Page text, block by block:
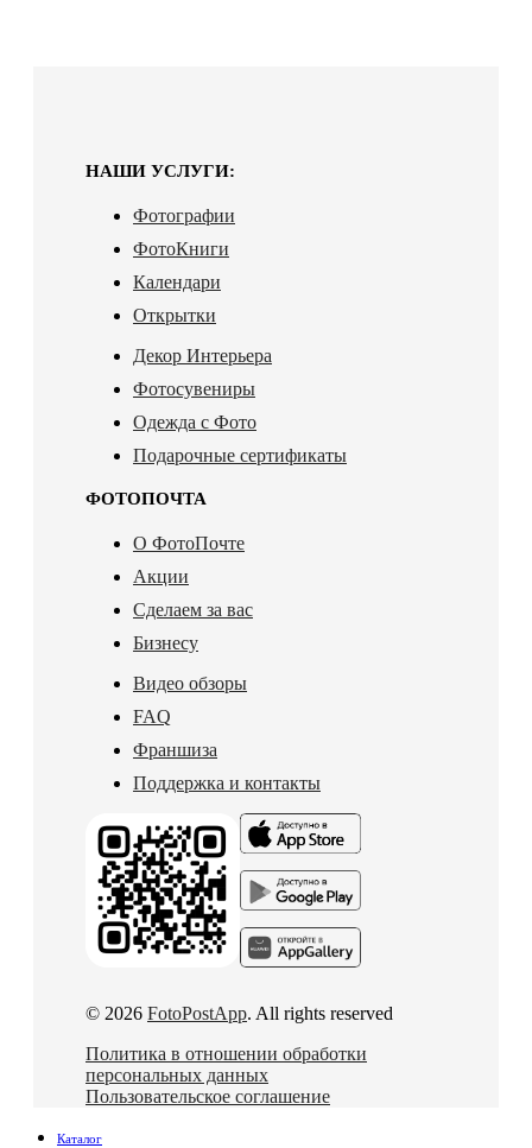
НАШИ УСЛУГИ:
Фотографии
ФотоКниги
Календари
Открытки
Декор Интерьера
Фотосувениры
Одежда с Фото
Подарочные сертификаты
ФОТОПОЧТА
О ФотоПочте
Акции
Сделаем за вас
Бизнесу
Видео обзоры
FAQ
Франшиза
Поддержка и контакты
© 2026 FotoPostApp. All rights reserved
Политика в отношении обработки
персональных данных
Пользовательское соглашение
Каталог